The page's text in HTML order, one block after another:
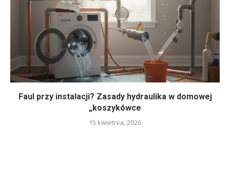
Faul przy instalacji? Zasady hydraulika w domowej
„koszykówce
15 kwietnia, 2026